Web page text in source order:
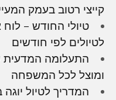
קייצי רטוב בעמק
טיולי החודש –
לטיולים לפי חודשים
התעלומה המדעית
ומוצל לכל המשפחה
המדריך לטיול